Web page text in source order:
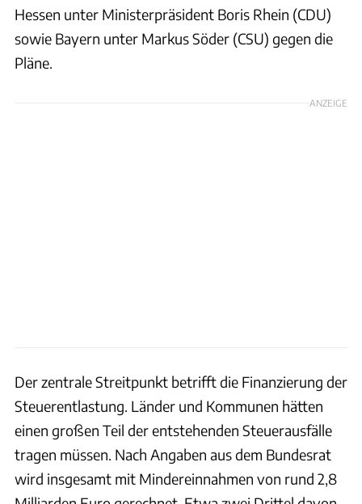
Hessen unter Ministerpräsident Boris Rhein (CDU)
sowie Bayern unter Markus Söder (CSU) gegen die
Pläne.
ANZEIGE
Der zentrale Streitpunkt betrifft die Finanzierung der
Steuerentlastung. Länder und Kommunen hätten
einen großen Teil der entstehenden Steuerausfälle
tragen müssen. Nach Angaben aus dem Bundesrat
wird insgesamt mit Mindereinnahmen von rund 2,8